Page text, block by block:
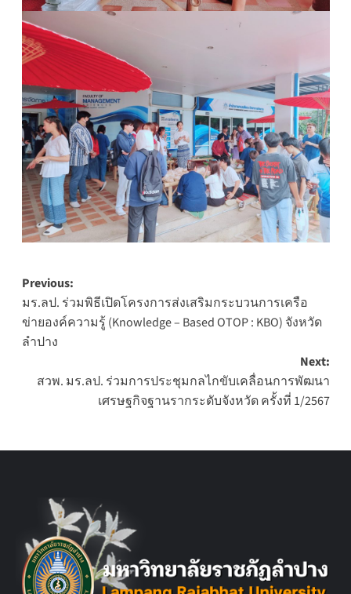
Post
navigation
Previous:
มร.ลป. ร่วมพิธีเปิดโครงการส่งเสริมกระบวนการเครือ
ข่ายองค์ความรู้ (Knowledge – Based OTOP : KBO) จังหวัด
ลำปาง
Next:
สวพ. มร.ลป. ร่วมการประชุมกลไกขับเคลื่อนการพัฒนา
เศรษฐกิจฐานรากระดับจังหวัด ครั้งที่ 1/2567